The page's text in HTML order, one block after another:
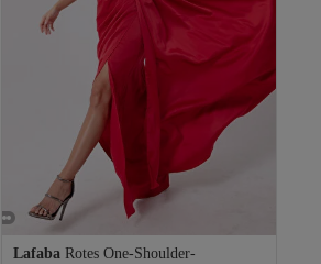
Lafaba Rotes One-Shoulder-